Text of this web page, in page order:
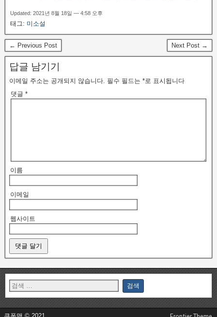
Updated: 2021년 8월 18일 — 4:58 오후
태그: 미소설
← Previous Post Next Post →
답글 남기기
이메일 주소는 공개되지 않습니다. 필수 필드는 *로 표시됩니다
댓글 *
이름
이메일
웹사이트